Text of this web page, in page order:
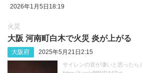
2026年1月5日18:19
火災
大阪 河南町白木で火災 炎が上がる
大阪府 2025年5月21日2:15
サイレンの音が凄いと思ったら